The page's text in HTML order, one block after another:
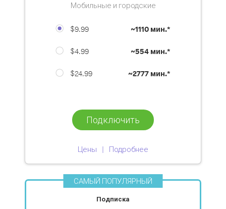
Мобильные и городские
$9.99 ~1110 мин.*
$4.99 ~554 мин.*
$24.99 ~2777 мин.*
Подключить
Цены Подробнее
САМЫЙ ПОПУЛЯРНЫЙ
Подписка